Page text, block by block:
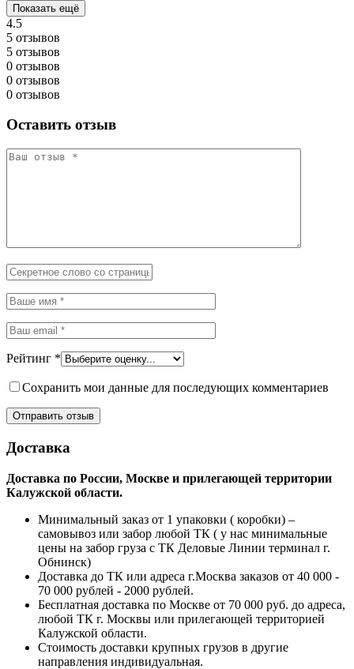
Показать ещё
4.5
5 отзывов
5 отзывов
0 отзывов
0 отзывов
0 отзывов
Оставить отзыв
Рейтинг *
Сохранить мои данные для последующих комментариев
Доставка
Доставка по России, Москве и прилегающей территории
Калужской области.
Минимальный заказ от 1 упаковки ( коробки) –
самовывоз или забор любой ТК ( у нас минимальные
цены на забор груза с ТК Деловые Линии терминал г.
Обнинск)
Доставка до ТК или адреса г.Москва заказов от 40 000 -
70 000 рублей - 2000 рублей.
Бесплатная доставка по Москве от 70 000 руб. до адреса,
любой ТК г. Москвы или прилегающей территорией
Калужской области.
Стоимость доставки крупных грузов в другие
направления индивидуальная.